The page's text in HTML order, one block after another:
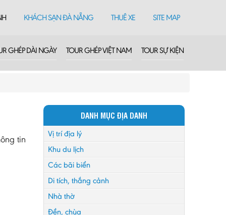
KHÁCH SẠN ĐÀ NẴNG THUÊ XE SITE MAP
GHÉP DÀI NGÀY TOUR GHÉP VIỆT NAM TOUR SỰ KIỆN
tin
DANH MỤC ĐỊA DANH
Vị trí địa lý
Khu du lịch
Các bãi biển
Di tích, thắng cảnh
Nhà thờ
Đền, chùa